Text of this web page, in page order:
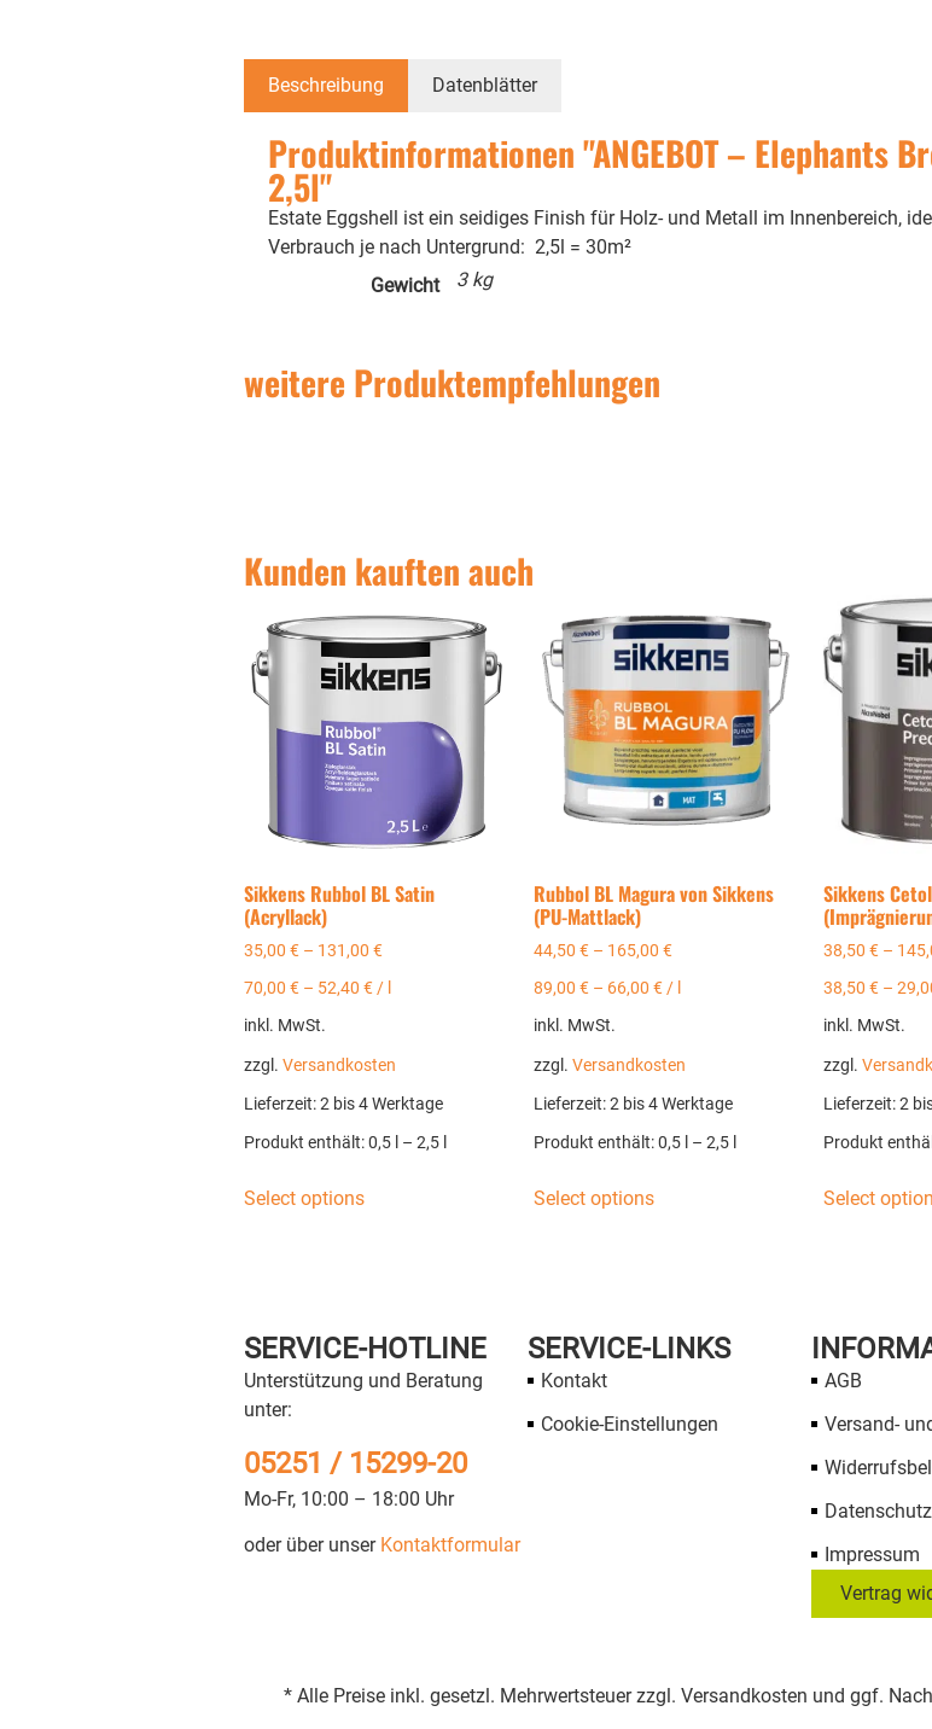
Beschreibung Datenblätter
Produktinformationen "ANGEBOT – Elephants
2,5l"
Estate Eggshell ist ein seidiges Finish für Holz- und Metall im Innenbereich,
Verbrauch je nach Untergrund: 2,5l = 30m²
Gewicht
3 kg
weitere Produktempfehlungen
Kunden kauften auch
Sikkens Rubbol BL Satin
(Acryllack)
35,00 €– 131,00 €
70,00 €– 52,40 €/
inkl. MwSt.
zzgl. Versandkosten
Lieferzeit:2 bis 4 Werktage
Produkt enthält: 0,5 – 2,5
Select options
Rubbol BL Magura von Sikkens
(PU-Mattlack)
44,50 €– 165,00 €
89,00 €– 66,00 €/
inkl. MwSt.
zzgl. Versandkosten
Lieferzeit:2 bis 4 Werktage
Produkt enthält: 0,5 – 2,5
Select options
Sikkens
38,50 € –
38,50 € –
inkl. MwSt.
zzgl.
Lieferzeit:2
Produkt
Select
SERVICE-HOTLINE
Unterstützung und Beratung
unter:
05251 / 15299-20
Mo-Fr, 10:00 – 18:00 Uhr
oder über unser Kontaktformular
SERVICE-LINKS
Kontakt
Cookie-Einstellungen
AGB
Versand-
Impressum
Vertrag
* Alle Preise inkl. gesetzl. Mehrwertsteuer zzgl. Versandkosten und ggf.